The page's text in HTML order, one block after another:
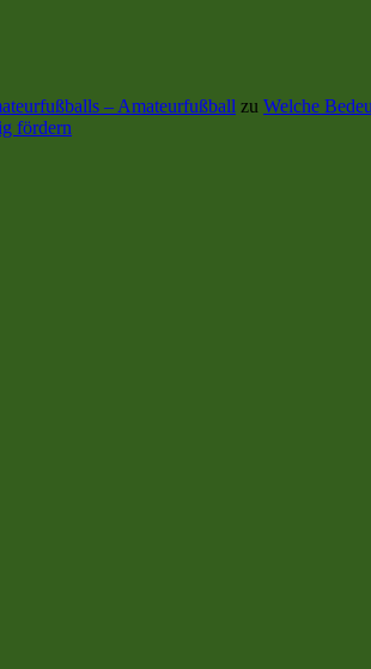
– Amateurfußball zu Welche
fördern